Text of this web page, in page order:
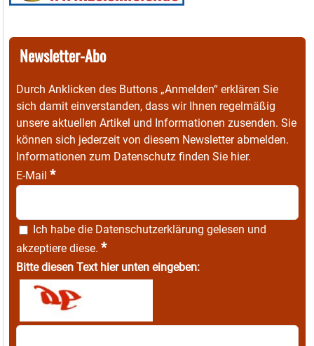
Newsletter-Abo
Durch Anklicken des Buttons „Anmelden“ erklären Sie
sich damit einverstanden, dass wir Ihnen regelmäßig
unsere aktuellen Artikel und Informationen zusenden. Sie
können sich jederzeit von diesem Newsletter abmelden.
Informationen zum Datenschutz finden Sie hier.
E-Mail *
Ich habe die Datenschutzerklärung gelesen und
akzeptiere diese. *
Bitte diesen Text hier unten eingeben: